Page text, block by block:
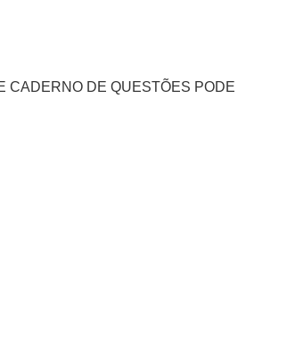
CADERNO DE QUESTÕES PODE